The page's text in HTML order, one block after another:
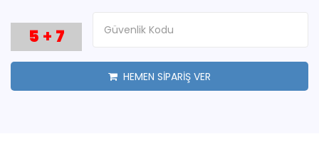
5 + 7
HEMEN SİPARİŞ VER